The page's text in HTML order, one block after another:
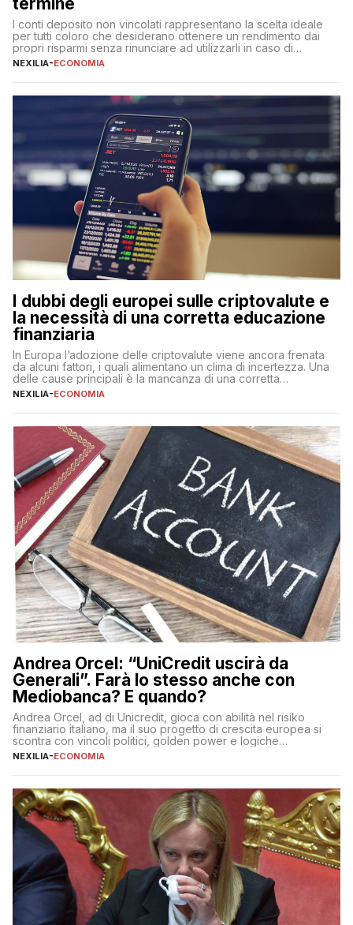
I conti deposito non vincolati rappresentano la scelta ideale
per tutti coloro che desiderano ottenere un rendimento dai
propri risparmi senza rinunciare ad utilizzarli in caso di
necessità. A differenza delle forme vincolate tradizionali,
flessibilità e rendimento. Come funzionano […]
NEXILIA-ECONOMIA
I dubbi degli europei sulle criptovalute e
la necessità di una corretta educazione
finanziaria
In Europa l’adozione delle criptovalute viene ancora frenata
da alcuni fattori, i quali alimentano un clima di incertezza. Una
delle cause principali è la mancanza di una corretta
educazione finanziaria, che impedisce ad una larga parte della
sulle criptovalute: […]
NEXILIA-ECONOMIA
Andrea Orcel: “UniCredit uscirà da
Generali”. Farà lo stesso anche con
Mediobanca? E quando?
Andrea Orcel, ad di Unicredit, gioca con abilità nel risiko
finanziario italiano, ma il suo progetto di crescita europea si
scontra con vincoli politici, golden power e logiche
protezionistiche. Orcel e la mossa su Generali Andrea Orcel,
NEXILIA-ECONOMIA